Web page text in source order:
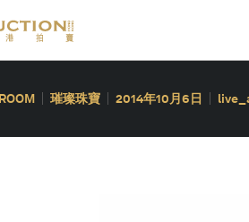
璀璨珠寶 2014年10月6日